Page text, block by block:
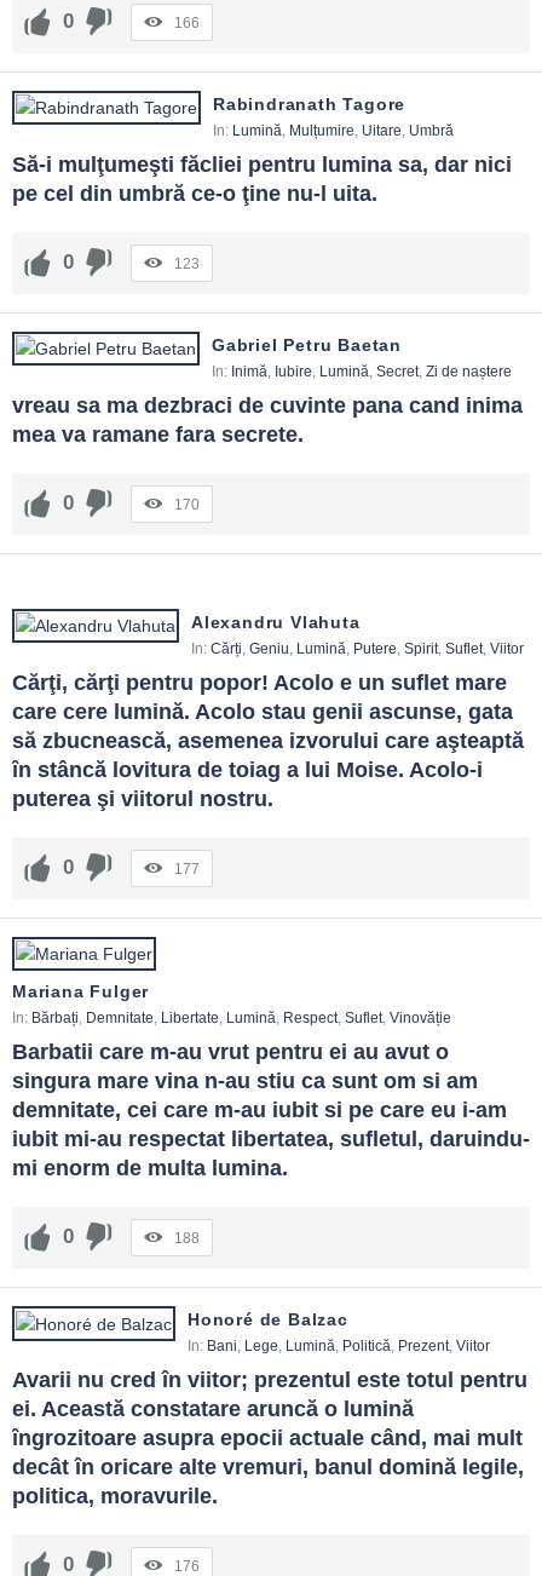
0 166
Rabindranath Tagore
In: Lumină, Mulțumire, Uitare, Umbră
Să-i mulţumeşti făcliei pentru lumina sa, dar nici
pe cel din umbră ce-o ţine nu-l uita.
0 123
Gabriel Petru Baetan
In: Inimă, Iubire, Lumină, Secret, Zi de naștere
vreau sa ma dezbraci de cuvinte pana cand inima
mea va ramane fara secrete.
0 170
Alexandru Vlahuta
In: Cărți, Geniu, Lumină, Putere, Spirit, Suflet, Viitor
Cărţi, cărţi pentru popor! Acolo e un suflet mare
care cere lumină. Acolo stau genii ascunse, gata
să zbucnească, asemenea izvorului care aşteaptă
în stâncă lovitura de toiag a lui Moise. Acolo-i
puterea şi viitorul nostru.
0 177
Mariana Fulger
In: Bărbați, Demnitate, Libertate, Lumină, Respect, Suflet, Vinovăție
Barbatii care m-au vrut pentru ei au avut o
singura mare vina n-au stiu ca sunt om si am
demnitate, cei care m-au iubit si pe care eu i-am
iubit mi-au respectat libertatea, sufletul, daruindu-
mi enorm de multa lumina.
0 188
Honoré de Balzac
In: Bani, Lege, Lumină, Politică, Prezent, Viitor
Avarii nu cred în viitor; prezentul este totul pentru
ei. Această constatare aruncă o lumină
îngrozitoare asupra epocii actuale când, mai mult
decât în oricare alte vremuri, banul domină legile,
politica, moravurile.
0 176